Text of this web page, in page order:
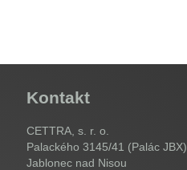
Kontakt
CETTRA, s. r. o.
Palackého 3145/41 (Palác JBX)
Jablonec nad Nisou